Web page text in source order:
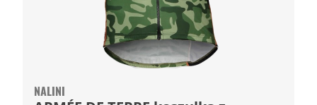
NALINI